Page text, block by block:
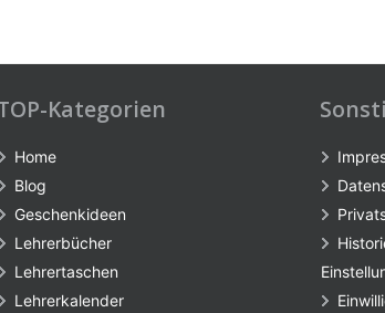
Kategorien
Home
Blog
Geschenkideen
Lehrerbücher
Lehrertaschen
Lehrerkalender